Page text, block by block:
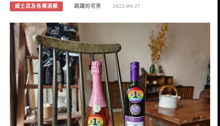
威士忌及各種酒類 跳躍的宅男 2022-09-27